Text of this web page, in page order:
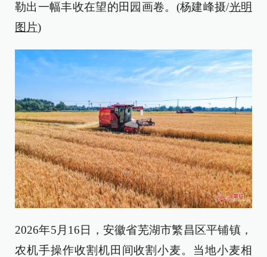
勒出一幅丰收在望的田园画卷。(杨建峰摄/光明
图片)
2026年5月16日，安徽省芜湖市繁昌区平铺镇，
农机手操作收割机田间收割小麦。当地小麦相